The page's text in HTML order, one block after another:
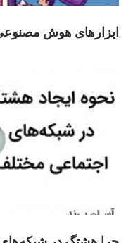
ابزارهای هوش